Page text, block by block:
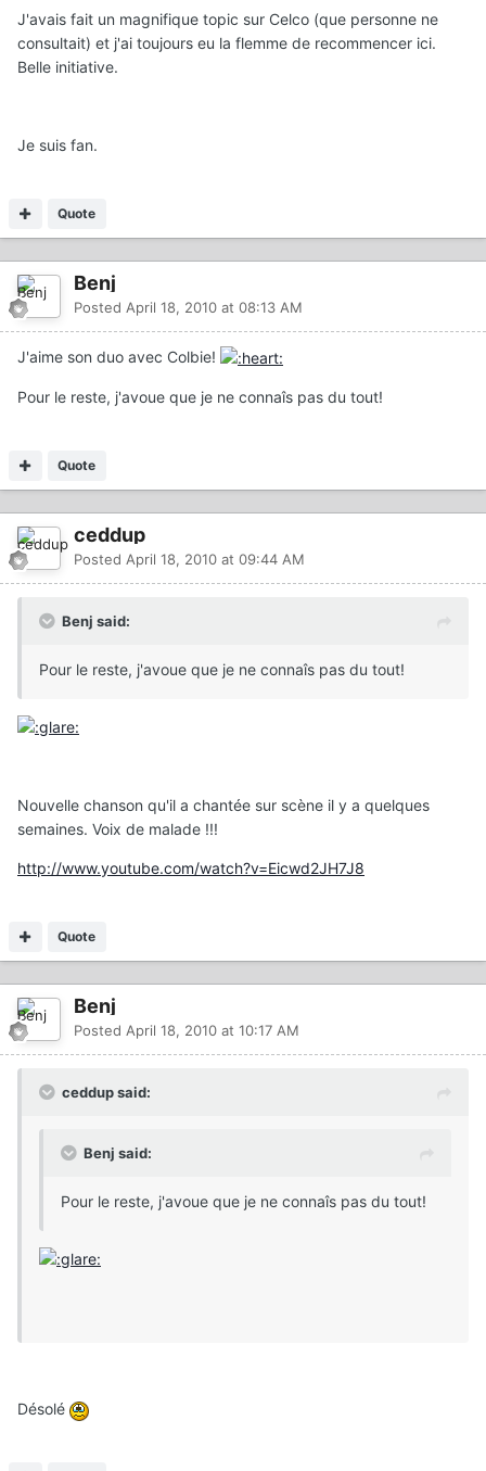
J'avais fait un magnifique topic sur Celco (que personne ne
consultait) et j'ai toujours eu la flemme de recommencer ici.
Belle initiative.
Je suis fan.
Quote
Benj
Posted April 18, 2010 at 08:13 AM
J'aime son duo avec Colbie!
Pour le reste, j'avoue que je ne connaîs pas du tout!
Quote
ceddup
Posted April 18, 2010 at 09:44 AM
Benj said:
Pour le reste, j'avoue que je ne connaîs pas du tout!
Nouvelle chanson qu'il a chantée sur scène il y a quelques
semaines. Voix de malade !!!
http://www.youtube.com/watch?v=Eicwd2JH7J8
Quote
Benj
Posted April 18, 2010 at 10:17 AM
ceddup said:
Benj said:
Pour le reste, j'avoue que je ne connaîs pas du tout!
Désolé